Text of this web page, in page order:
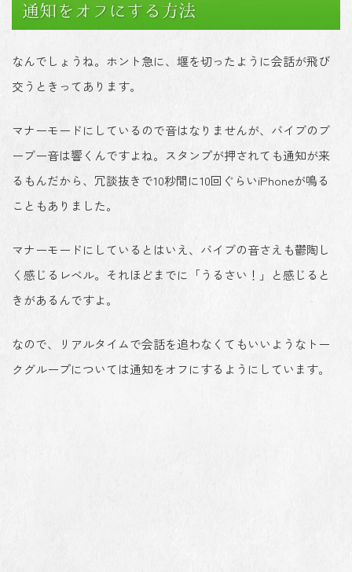
なんでしょうね。ホント急に、堰を切ったように会話が飛び
交うときってあります。
マナーモードにしているので音はなりませんが、バイブのブ
ーブー音は響くんですよね。スタンプが押されても通知が来
るもんだから、冗談抜きで10秒間に10回ぐらいiPhoneが鳴る
こともありました。
マナーモードにしているとはいえ、バイブの音さえも鬱陶し
く感じるレベル。それほどまでに「うるさい！」と感じると
きがあるんですよ。
なので、リアルタイムで会話を追わなくてもいいようなトー
クグループについては通知をオフにするようにしています。